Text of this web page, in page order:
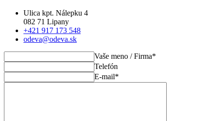
Ulica kpt. Nálepku 4
082 71 Lipany
+421 917 173 548
odeva@odeva.sk
Vaše meno / Firma*
Telefón
E-mail*